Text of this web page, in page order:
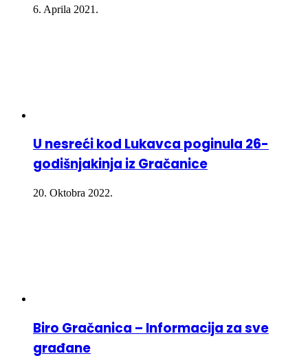
6. Aprila 2021.
U nesreći kod Lukavca poginula 26-
godišnjakinja iz Gračanice
20. Oktobra 2022.
Biro Gračanica – Informacija za sve
građane